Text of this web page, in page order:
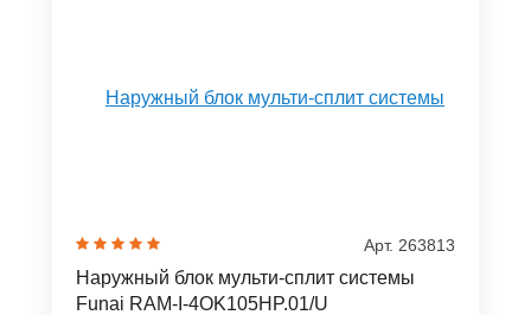
Арт. 263813
Наружный блок мульти-сплит системы
Funai RAM-I-4OK105HP.01/U